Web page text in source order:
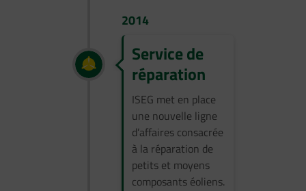
2014
Service de
réparation
ISEG met en place
une nouvelle ligne
d’affaires consacrée
à la réparation de
petits et moyens
composants éoliens.